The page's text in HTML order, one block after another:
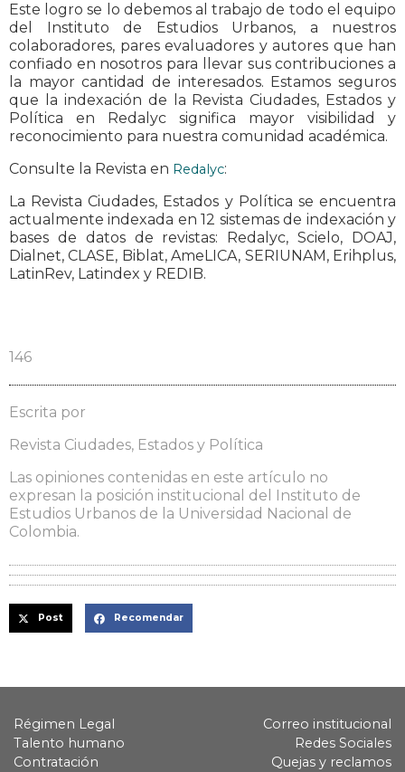
Este logro se lo debemos al trabajo de todo el equipo
del Instituto de Estudios Urbanos, a nuestros
colaboradores, pares evaluadores y autores que han
confiado en nosotros para llevar sus contribuciones a
la mayor cantidad de interesados. Estamos seguros
que la indexación de la Revista Ciudades, Estados y
Política en Redalyc significa mayor visibilidad y
reconocimiento para nuestra comunidad académica.
Consulte la Revista en Redalyc:
La Revista Ciudades, Estados y Política se encuentra
actualmente indexada en 12 sistemas de indexación y
bases de datos de revistas: Redalyc, Scielo, DOAJ,
Dialnet, CLASE, Biblat, AmeLICA, SERIUNAM, Erihplus,
LatinRev, Latindex y REDIB.
146
Escrita por
Revista Ciudades, Estados y Política
Las opiniones contenidas en este artículo no
expresan la posición institucional del Instituto de
Estudios Urbanos de la Universidad Nacional de
Colombia.
Post Recomendar
Régimen Legal
Talento humano
Contratación
Correo institucional
Redes Sociales
Quejas y reclamos